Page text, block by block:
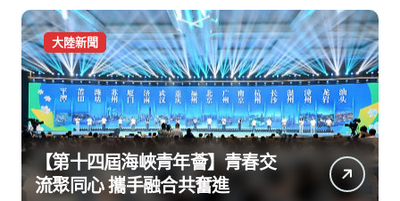
大陸新聞
【第十四屆海峽青年薈】青春交
流聚同心 攜手融合共奮進